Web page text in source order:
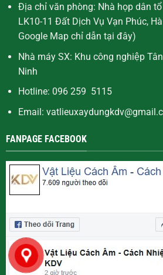
Địa chỉ văn phòng: Nhà họp dân
LK10-11 Đất Dịch Vụ Vạn Phúc,
Google Map chỉ dẫn tại đây)
Nhà máy SX: Khu công nghiệp
Ninh
Hotline: 096 259 5115
Email:
FANPAGE FACEBOOK